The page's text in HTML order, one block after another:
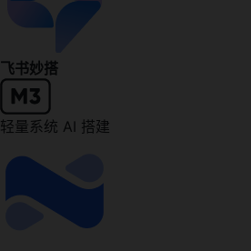
飞书妙搭
轻量系统 AI 搭建